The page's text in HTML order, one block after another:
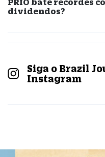
dividendos?
Siga o Brazil
Instagram